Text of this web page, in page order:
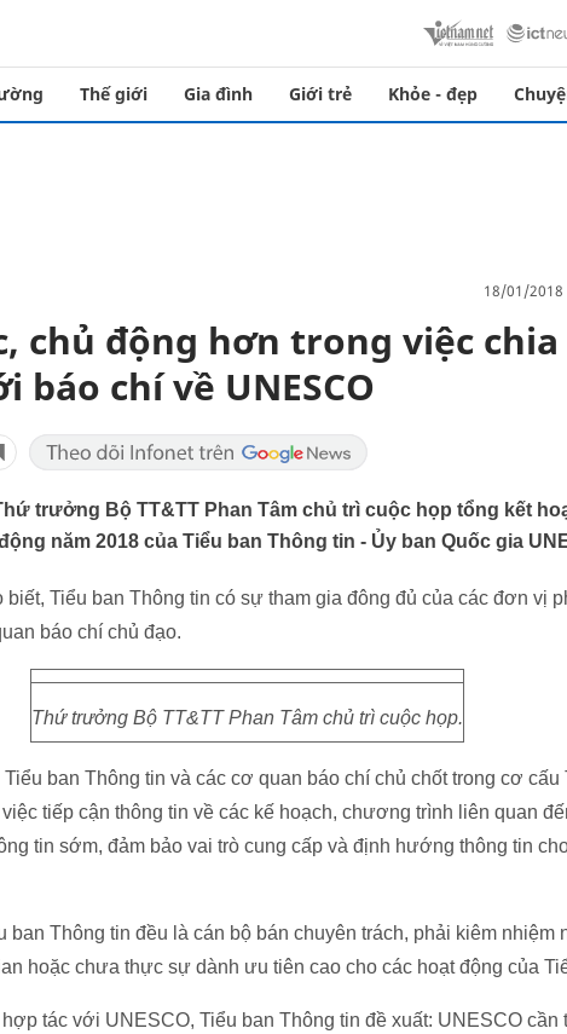
Thế giới Gia đình Giới trẻ Khỏe - đẹp
18/01/
chủ động hơn trong việc chia
chí về UNESCO
trưởng Bộ TT&TT Phan Tâm chủ trì cuộc họp tổng kết
năm 2018 của Tiểu ban Thông tin - Ủy ban Quốc gia
biết, Tiểu ban Thông tin có sự tham gia đông đủ của các đơn vị
báo chí chủ đạo.
Thứ trưởng Bộ TT&TT Phan Tâm chủ trì cuộc họp.
ban Thông tin và các cơ quan báo chí chủ chốt trong cơ cấu
tiếp cận thông tin về các kế hoạch, chương trình liên quan
tin sớm, đảm bảo vai trò cung cấp và định hướng thông tin
ban Thông tin đều là cán bộ bán chuyên trách, phải kiêm nhiệm
hoặc chưa thực sự dành ưu tiên cao cho các hoạt động của
tác với UNESCO, Tiểu ban Thông tin đề xuất: UNESCO cần